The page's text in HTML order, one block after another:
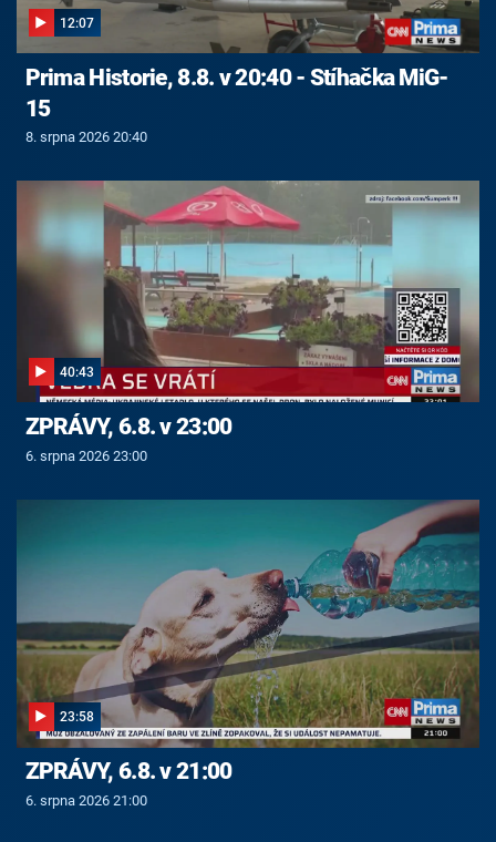
12:07
Prima Historie, 8.8. v 20:40 - Stíhačka MiG-
15
8. srpna 2026 20:40
40:43
ZPRÁVY, 6.8. v 23:00
6. srpna 2026 23:00
23:58
ZPRÁVY, 6.8. v 21:00
6. srpna 2026 21:00